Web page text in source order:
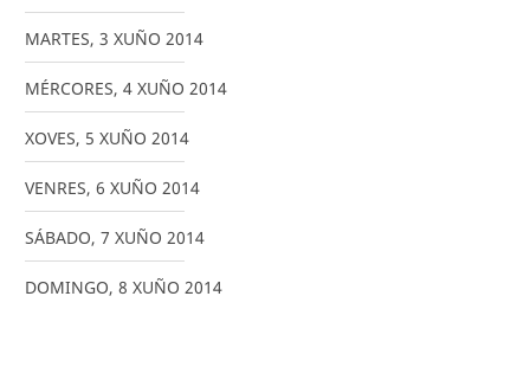
MARTES, 3 XUÑO 2014
MÉRCORES, 4 XUÑO 2014
XOVES, 5 XUÑO 2014
VENRES, 6 XUÑO 2014
SÁBADO, 7 XUÑO 2014
DOMINGO, 8 XUÑO 2014